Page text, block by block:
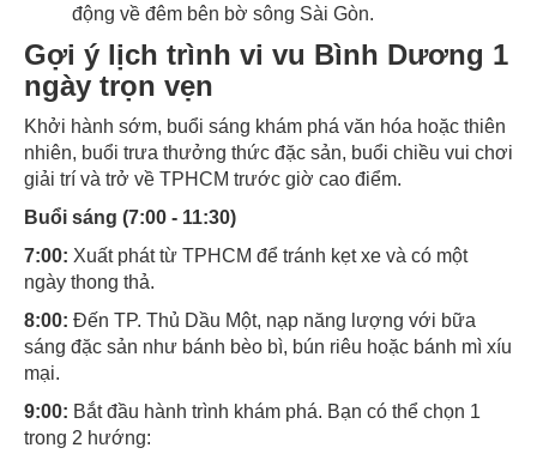
động về đêm bên bờ sông Sài Gòn.
Gợi ý lịch trình vi vu Bình Dương 1
ngày trọn vẹn
Khởi hành sớm, buổi sáng khám phá văn hóa hoặc thiên
nhiên, buổi trưa thưởng thức đặc sản, buổi chiều vui chơi
giải trí và trở về TPHCM trước giờ cao điểm.
Buổi sáng (7:00 - 11:30)
7:00: Xuất phát từ TPHCM để tránh kẹt xe và có một
ngày thong thả.
8:00: Đến TP. Thủ Dầu Một, nạp năng lượng với bữa
sáng đặc sản như bánh bèo bì, bún riêu hoặc bánh mì xíu
mại.
9:00: Bắt đầu hành trình khám phá. Bạn có thể chọn 1
trong 2 hướng: